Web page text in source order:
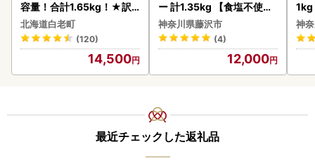
容量！合計1.65kg！★訳
あり・牛の里ビーフハンバ
ーグ(110ｇ5枚入）×3 AG
058
北海道白老町
(120)
14,500
ー 計1.35kg 【食塩不使用
】
神奈川県藤沢市
(4)
12,000
1kg
神
最近チェックした返礼品